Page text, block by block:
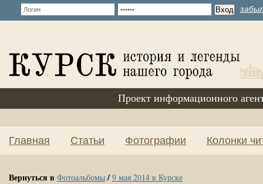
Проект информационного
Главная Статьи Фотографии Колонки
Вернуться в Фотоальбомы/ 9 мая 2014 в Курске